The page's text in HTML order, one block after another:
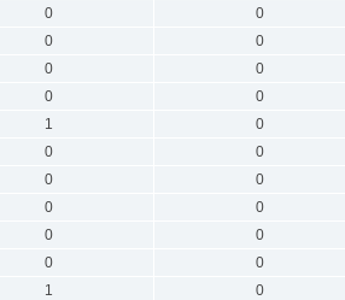
0 0
0 0
0 0
0 0
1 0
0 0
0 0
0 0
0 0
0 0
1 0